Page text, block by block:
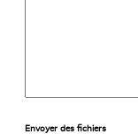
Envoyer des fichiers